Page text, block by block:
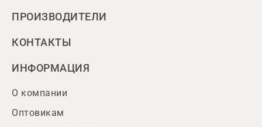
ПРОИЗВОДИТЕЛИ
КОНТАКТЫ
ИНФОРМАЦИЯ
О компании
Оптовикам